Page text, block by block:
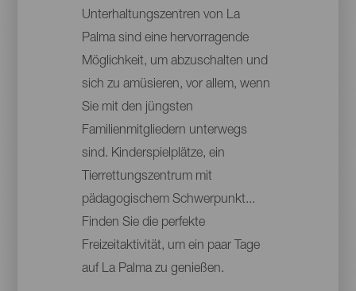
Unterhaltungszentren von La
Palma sind eine hervorragende
Möglichkeit, um abzuschalten und
sich zu amüsieren, vor allem, wenn
Sie mit den jüngsten
Familienmitgliedern unterwegs
sind. Kinderspielplätze, ein
Tierrettungszentrum mit
pädagogischem Schwerpunkt...
Finden Sie die perfekte
Freizeitaktivität, um ein paar Tage
auf La Palma zu genießen.